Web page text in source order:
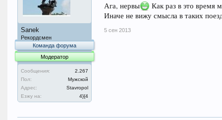
Sanek
Рекордсмен
Команда форума
Модератор
Сообщения:
2.267
Пол:
Мужской
Адрес:
Stavropol
Езжу на:
4}{4
Ага, нервы
Как раз в это время
Иначе не вижу смысла в таких
5 сен 2013